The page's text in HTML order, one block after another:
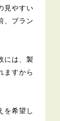
見やすい
、ブラン
には、製
ますから
を希望し